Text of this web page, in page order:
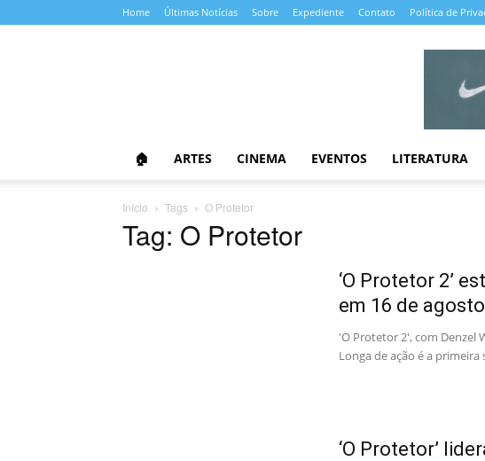
Home Últimas Notícias Sobre Expediente Contato Política de
🏠 ARTES CINEMA EVENTOS LITERATURA
Início Tags O Protetor
Tag: O Protetor
‘O Protetor 2’
em 16 de agosto
'O Protetor 2', com Denzel
Longa de ação é a
‘O Protetor’